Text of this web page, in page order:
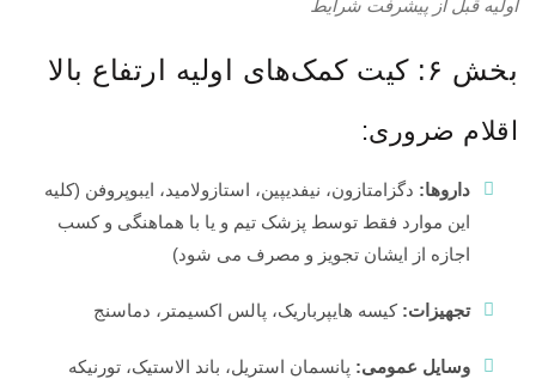
اولیه قبل از پیشرفت شرایط
بخش ۶: کیت کمک‌های اولیه ارتفاع بالا
اقلام ضروری:
داروها: دگزامتازون، نیفدیپین، استازولامید، ایبوپروفن (کلیه
این موارد فقط توسط پزشک تیم و یا با هماهنگی و کسب
اجازه از ایشان تجویز و مصرف می شود)
تجهیزات: کیسه هایپرباریک، پالس اکسیمتر، دماسنج
وسایل عمومی: پانسمان استریل، باند الاستیک، تورنیکه